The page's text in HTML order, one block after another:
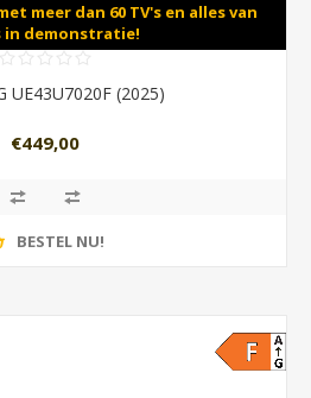
meer dan 60 TV's en alles van
in demonstratie!
UE43U7020F (2025)
€449,00
BESTEL NU!